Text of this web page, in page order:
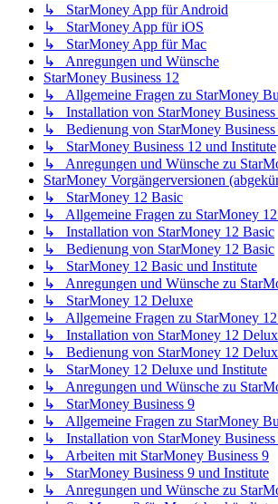
↳ StarMoney App für Android
↳ StarMoney App für iOS
↳ StarMoney App für Mac
↳ Anregungen und Wünsche
StarMoney Business 12
↳ Allgemeine Fragen zu StarMoney
↳ Installation von StarMoney Business
↳ Bedienung von StarMoney Business
↳ StarMoney Business 12 und Institute
↳ Anregungen und Wünsche zu
StarMoney Vorgängerversionen
↳ StarMoney 12 Basic
↳ Allgemeine Fragen zu StarMoney
↳ Installation von StarMoney 12 Basic
↳ Bedienung von StarMoney 12 Basic
↳ StarMoney 12 Basic und Institute
↳ Anregungen und Wünsche zu
↳ StarMoney 12 Deluxe
↳ Allgemeine Fragen zu StarMoney
↳ Installation von StarMoney 12
↳ Bedienung von StarMoney 12
↳ StarMoney 12 Deluxe und Institute
↳ Anregungen und Wünsche zu
↳ StarMoney Business 9
↳ Allgemeine Fragen zu StarMoney
↳ Installation von StarMoney Business
↳ Arbeiten mit StarMoney Business 9
↳ StarMoney Business 9 und Institute
↳ Anregungen und Wünsche zu